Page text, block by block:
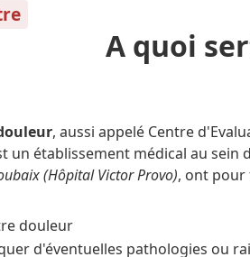
A quoi
, aussi appelé Centre
un établissement médical au
(Hôpital Victor Provo), ont pour
douleur
d'éventuelles pathologies ou